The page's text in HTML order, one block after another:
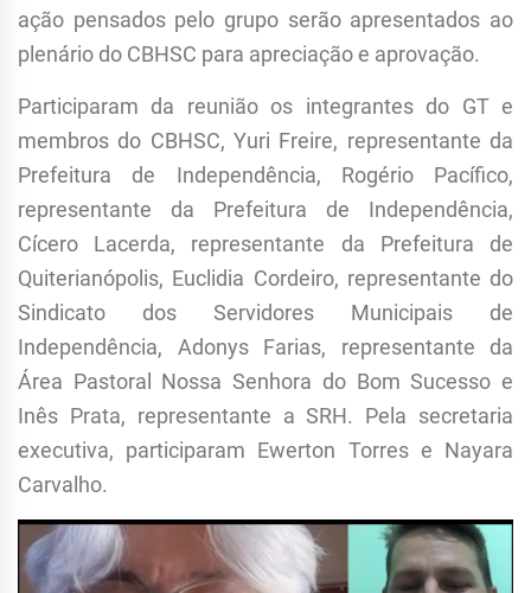
ação pensados pelo grupo serão apresentados ao
plenário do CBHSC para apreciação e aprovação.
Participaram da reunião os integrantes do GT e
membros do CBHSC, Yuri Freire, representante da
Prefeitura de Independência, Rogério Pacífico,
representante da Prefeitura de Independência,
Cícero Lacerda, representante da Prefeitura de
Quiterianópolis, Euclidia Cordeiro, representante do
Sindicato dos Servidores Municipais de
Independência, Adonys Farias, representante da
Área Pastoral Nossa Senhora do Bom Sucesso e
Inês Prata, representante a SRH. Pela secretaria
executiva, participaram Ewerton Torres e Nayara
Carvalho.